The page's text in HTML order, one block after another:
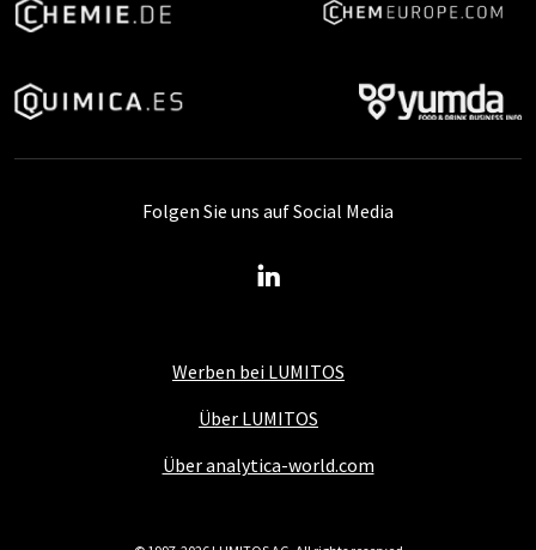
Werben bei LUMITOS
Über LUMITOS
Über analytica-world.com
Folgen Sie uns auf Social Media